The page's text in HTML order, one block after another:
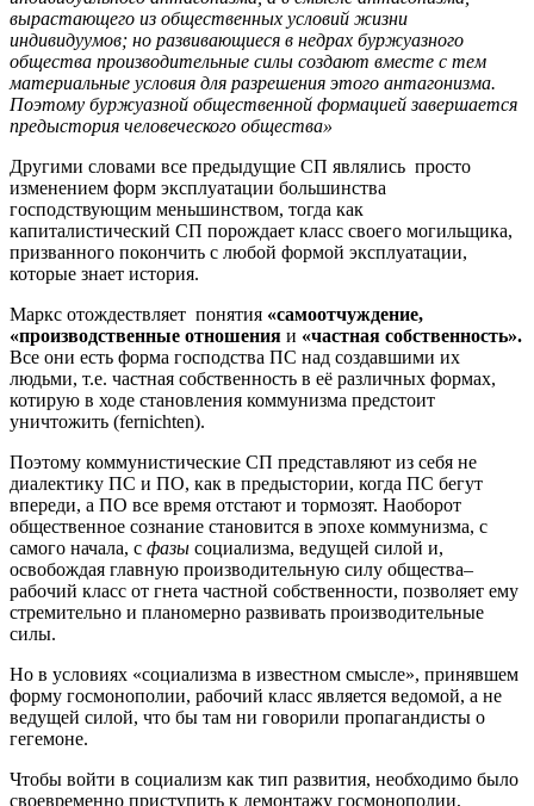
вырастающего из общественных условий жизни
индивидуумов; но развивающиеся в недрах буржуазного
общества производительные силы создают вместе с тем
материальные условия для разрешения этого антагонизма.
Поэтому буржуазной общественной формацией завершается
предыстория человеческого общества»
Другими словами все предыдущие СП являлись просто
изменением форм эксплуатации большинства
господствующим меньшинством, тогда как
капиталистический СП порождает класс своего могильщика,
призванного покончить с любой формой эксплуатации,
которые знает история.
Маркс отождествляет понятия «самоотчуждение,
«производственные отношения и «частная собственность».
Все они есть форма господства ПС над создавшими их
людьми, т.е. частная собственность в её различных формах,
котирую в ходе становления коммунизма предстоит
уничтожить (fernichten).
Поэтому коммунистические СП представляют из себя не
диалектику ПС и ПО, как в предыстории, когда ПС бегут
впереди, а ПО все время отстают и тормозят. Наоборот
общественное сознание становится в эпохе коммунизма, с
самого начала, с фазы социализма, ведущей силой и,
освобождая главную производительную силу общества–
рабочий класс от гнета частной собственности, позволяет ему
стремительно и планомерно развивать производительные
силы.
Но в условиях «социализма в известном смысле», принявшем
форму госмонополии, рабочий класс является ведомой, а не
ведущей силой, что бы там ни говорили пропагандисты о
гегемоне.
Чтобы войти в социализм как тип развития, необходимо было
своевременно приступить к демонтажу госмонополии,